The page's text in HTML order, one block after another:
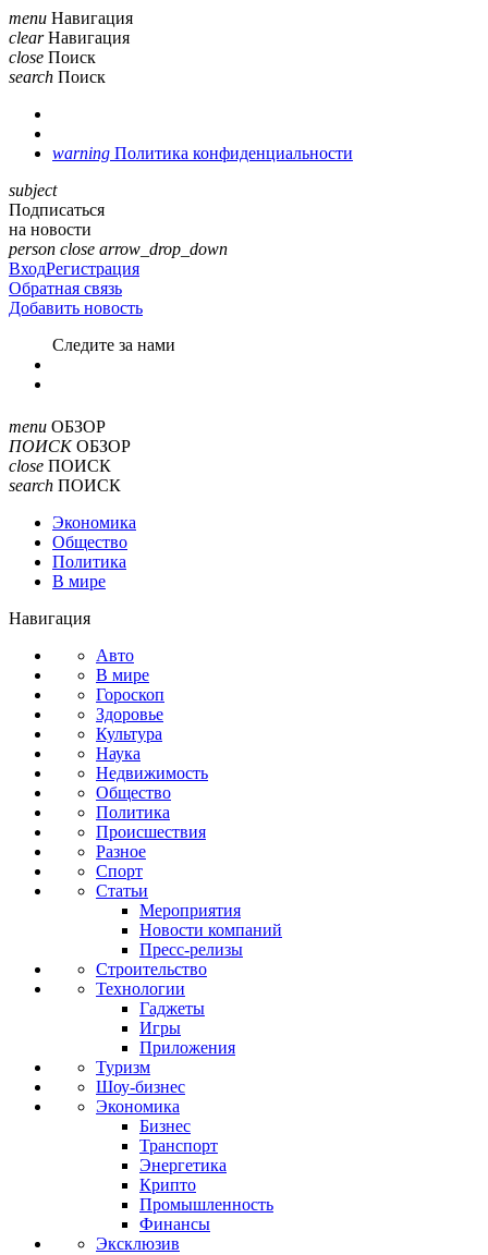
menu Навигация
clear Навигация
close Поиск
search Поиск
warning Политика конфиденциальности
subject
Подписаться
на новости
person close arrow_drop_down
ВходРегистрация
Обратная связь
Добавить новость
Cледите за нами
menu ОБЗОР
ПОИСК ОБЗОР
close ПОИСК
search ПОИСК
Экономика
Общество
Политика
В мире
Навигация
Авто
В мире
Гороскоп
Здоровье
Культура
Наука
Недвижимость
Общество
Политика
Происшествия
Разное
Спорт
Статьи
Мероприятия
Новости компаний
Пресс-релизы
Строительство
Технологии
Гаджеты
Игры
Приложения
Туризм
Шоу-бизнес
Экономика
Бизнес
Транспорт
Энергетика
Крипто
Промышленность
Финансы
Эксклюзив